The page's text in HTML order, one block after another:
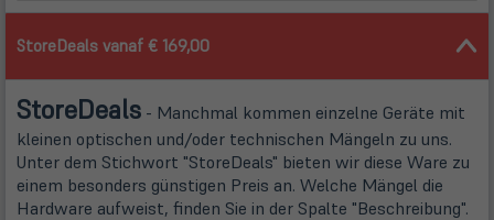
StoreDeals vanaf € 169,00
StoreDeals - Manchmal kommen einzelne Geräte mit
kleinen optischen und/oder technischen Mängeln zu uns.
Unter dem Stichwort "StoreDeals" bieten wir diese Ware zu
einem besonders günstigen Preis an. Welche Mängel die
Hardware aufweist, finden Sie in der Spalte "Beschreibung".